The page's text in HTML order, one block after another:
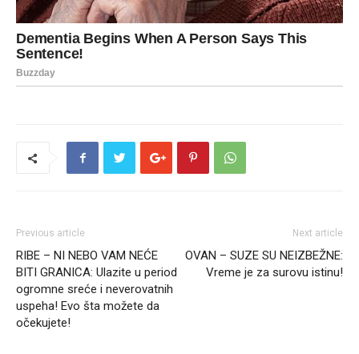
Previous article
RIBE – NI NEBO VAM NEĆE
BITI GRANICA: Ulazite u period
ogromne sreće i neverovatnih
uspeha! Evo šta možete da
očekujete!
Next article
OVAN – SUZE SU NEIZBEŽNE:
Vreme je za surovu istinu!